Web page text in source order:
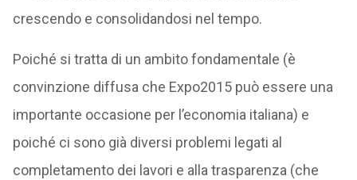
crescendo e consolidandosi nel tempo.
Poiché si tratta di un ambito fondamentale (è
convinzione diffusa che Expo2015 può essere una
importante occasione per l’economia italiana) e
poiché ci sono già diversi problemi legati al
completamento dei lavori e alla trasparenza (che